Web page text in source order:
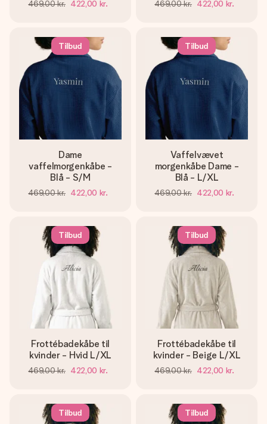
469,00 kr. 422,00 kr. 469,00 kr. 422,00 kr.
Tilbud
Dame
vaffelmorgenkåbe -
Blå - S/M
469,00 kr. 422,00 kr.
Tilbud
Vaffelvævet
morgenkåbe Dame -
Blå - L/XL
469,00 kr. 422,00 kr.
Tilbud
Frottébadekåbe til
kvinder - Hvid L/XL
469,00 kr. 422,00 kr.
Tilbud
Frottébadekåbe til
kvinder - Beige L/XL
469,00 kr. 422,00 kr.
Tilbud Tilbud